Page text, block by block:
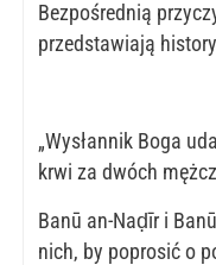
Bezpośrednią
przedstawiają
„Wysłannik Boga
krwi za dwóch
Banū an-Naḍīr i
nich, by poprosić o